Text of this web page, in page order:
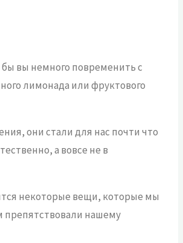
вы немного повременить с
лимонада или фруктового
они стали для нас почти что
а вовсе не в
некоторые вещи, которые мы
препятствовали нашему